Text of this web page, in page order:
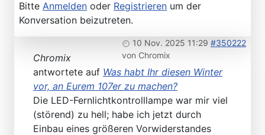
Bitte Anmelden oder Registrieren um der
Konversation beizutreten.
10 Nov. 2025 11:29 #350222
von Chromix
Chromix
antwortete auf Was habt Ihr diesen Winter
vor, an Eurem 107er zu machen?
Die LED-Fernlichtkontrolllampe war mir viel
(störend) zu hell; habe ich jetzt durch
Einbau eines größeren Vorwiderstandes